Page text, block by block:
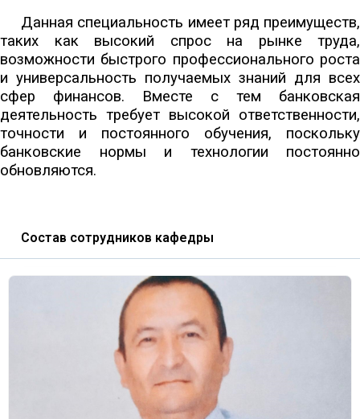
Данная специальность имеет ряд преимуществ,
таких как высокий спрос на рынке труда,
возможности быстрого профессионального роста
и универсальность получаемых знаний для всех
сфер финансов. Вместе с тем банковская
деятельность требует высокой ответственности,
точности и постоянного обучения, поскольку
банковские нормы и технологии постоянно
обновляются.
Состав сотрудников кафедры